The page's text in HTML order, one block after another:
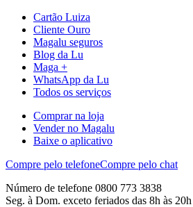
Cartão Luiza
Cliente Ouro
Magalu seguros
Blog da Lu
Maga +
WhatsApp da Lu
Todos os serviços
Comprar na loja
Vender no Magalu
Baixe o aplicativo
Compre pelo telefoneCompre pelo chat
Número de telefone 0800 773 3838
Seg. à Dom. exceto feriados das 8h às 20h